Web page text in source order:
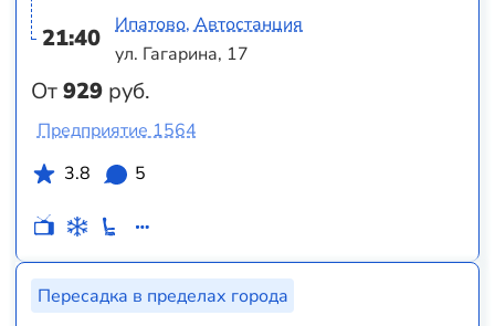
21:40
От929 руб.
Ипатово, Автостанция
ул. Гагарина, 17
Предприятие 1564
3.8
5
Пересадка в пределах города